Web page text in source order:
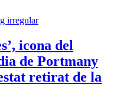
irregular
icona del
de Portmany
retirat de la